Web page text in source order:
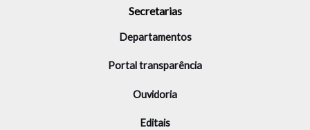
Secretarias
Departamentos
Portal transparência
Ouvidoria
Editais